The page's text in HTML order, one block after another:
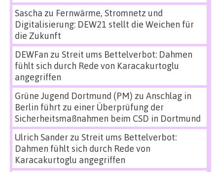
Sascha zu Fernwärme, Stromnetz und
Digitalisierung: DEW21 stellt die Weichen für
die Zukunft
DEWFan zu Streit ums Bettelverbot: Dahmen
fühlt sich durch Rede von Karacakurtoglu
angegriffen
Grüne Jugend Dortmund (PM) zu Anschlag in
Berlin führt zu einer Überprüfung der
Sicherheitsmaßnahmen beim CSD in Dortmund
Ulrich Sanderzu Streit ums Bettelverbot:
Dahmen fühlt sich durch Rede von
Karacakurtoglu angegriffen